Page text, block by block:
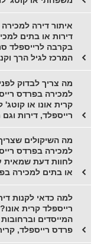
איתור דירה
דירות או בתים
בקרבה לרייספלד
המרכז לגיל הרך
מה צריך לבדוק
למכירה בפרדס
קרית אונו או
רייספלד, דירות
מה השיקולים
למכירה בפרדס
לחוות דעת שמאית
או בתים למכירה
למה כדאי לקנות
רייספלד קרית
המייסדים
פרדס רייספלד,